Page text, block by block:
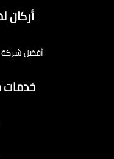
أركان
أفضل
خدمات